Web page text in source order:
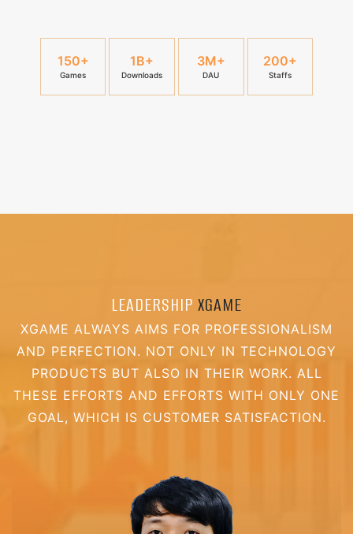
150+
Games
1B+
Downloads
3M+
DAU
200+
Staffs
LEADERSHIP XGAME
XGAME ALWAYS AIMS FOR PROFESSIONALISM
AND PERFECTION. NOT ONLY IN TECHNOLOGY
PRODUCTS BUT ALSO IN THEIR WORK. ALL
THESE EFFORTS AND EFFORTS WITH ONLY ONE
GOAL, WHICH IS CUSTOMER SATISFACTION.